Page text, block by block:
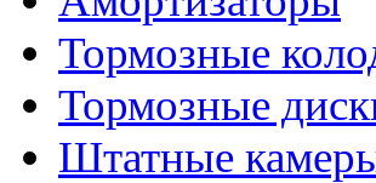
Тормозные
Тормозные
Штатные